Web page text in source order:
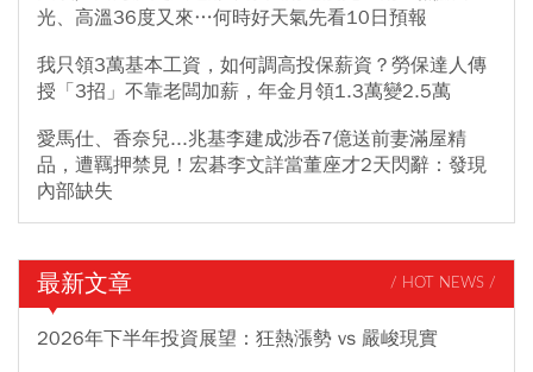
光、高溫36度又來…何時好天氣先看10日預報
我只領3萬基本工資，如何調高投保薪資？勞保達人傳
授「3招」不靠老闆加薪，年金月領1.3萬變2.5萬
愛馬仕、香奈兒...兆基李建成涉吞7億送前妻滿屋精
品，遭羈押禁見！宏碁李文詳當董座才2天閃辭：發現
內部缺失
最新文章 / HOT NEWS /
2026年下半年投資展望：狂熱漲勢 vs 嚴峻現實